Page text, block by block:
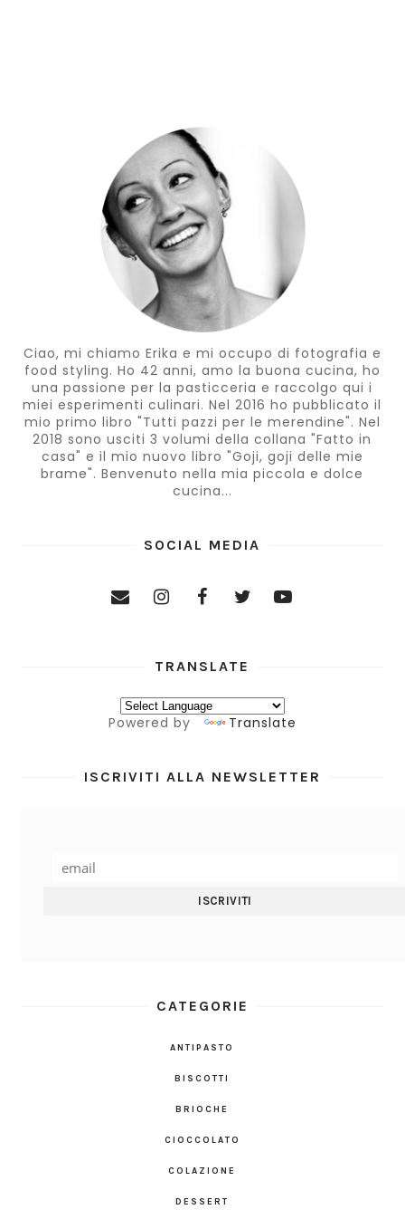
Ciao, mi chiamo Erika e mi occupo di fotografia e
food styling. Ho 42 anni, amo la buona cucina, ho
una passione per la pasticceria e raccolgo qui i
miei esperimenti culinari. Nel 2016 ho pubblicato il
mio primo libro "Tutti pazzi per le merendine". Nel
2018 sono usciti 3 volumi della collana "Fatto in
casa" e il mio nuovo libro "Goji, goji delle mie
brame". Benvenuto nella mia piccola e dolce
cucina...
SOCIAL MEDIA
TRANSLATE
Powered by Translate
ISCRIVITI ALLA NEWSLETTER
CATEGORIE
ANTIPASTO
BISCOTTI
BRIOCHE
CIOCCOLATO
COLAZIONE
DESSERT